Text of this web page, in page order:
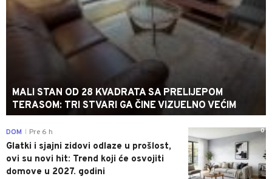
MALI STAN OD 28 KVADRATA SA PRELIJEPOM
TERASOM: TRI STVARI GA ČINE VIZUELNO VEĆIM
0
DOM Pre 6 h
Glatki i sjajni zidovi odlaze u prošlost,
ovi su novi hit: Trend koji će osvojiti
domove u 2027. godini